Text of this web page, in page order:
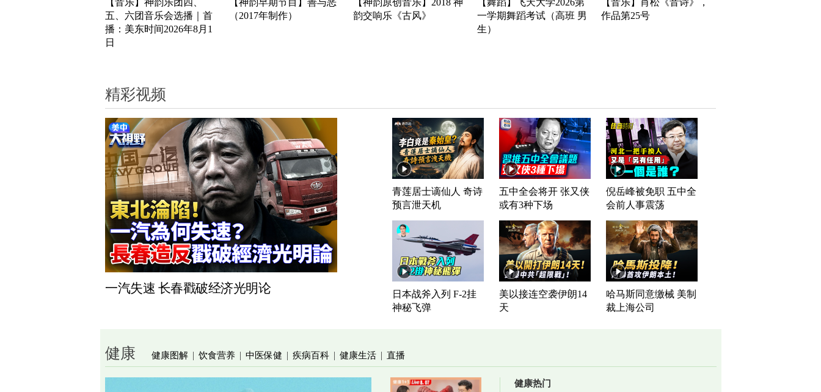
五、六团音乐会选播｜首
播：美东时间2026年8月1
日
（2017年制作）
韵交响乐《古风》
一学期舞蹈考试（高班 男
生）
作品第25号
精彩视频
一汽失速 长春戳破经济光明论
青莲居士谪仙人 奇诗
预言泄天机
五中全会将开 张又侠
或有3种下场
倪岳峰被免职 五中全
会前人事震荡
日本战斧入列 F-2挂
神秘飞弹
美以接连空袭伊朗14
天
哈马斯同意缴械 美制
裁上海公司
健康 健康图解 | 饮食营养 | 中医保健 | 疾病百科 | 健康生活 | 直播
健康热门